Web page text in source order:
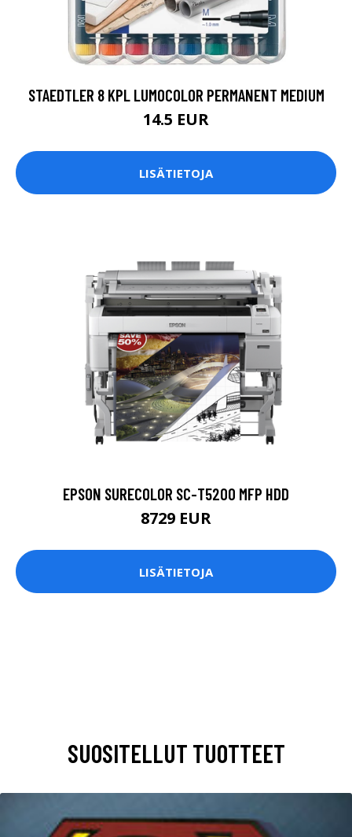
STAEDTLER 8 KPL LUMOCOLOR PERMANENT MEDIUM
14.5 EUR
LISÄTIETOJA
EPSON SURECOLOR SC-T5200 MFP HDD
8729 EUR
LISÄTIETOJA
SUOSITELLUT TUOTTEET